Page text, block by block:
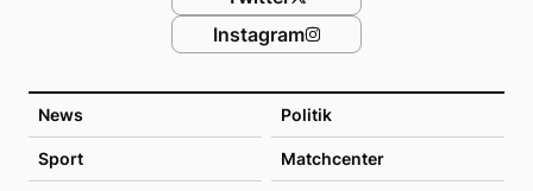
News Politik
Sport Matchcenter
Instagram